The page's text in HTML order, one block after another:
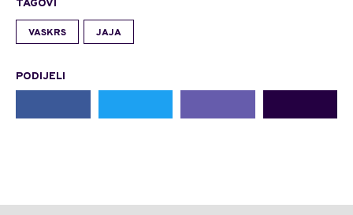
TAGOVI
VASKRS JAJA
PODIJELI